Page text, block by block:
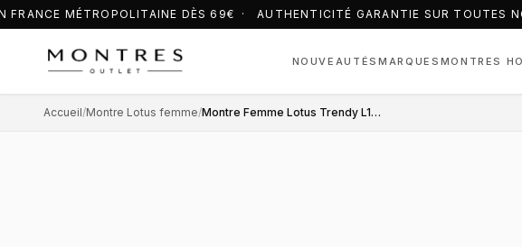
MÉTROPOLITAINE DÈS 69€ · AUTHENTICITÉ GARANTIE SUR TOUTES
NOUVEAUTÉSMARQUES MONTRES
Accueil/Montre Lotus femme/ Montre Femme Lotus Trendy L18290/1 Bleu